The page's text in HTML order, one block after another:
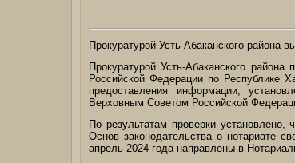
Прокуратурой Усть-Абаканского района
Прокуратурой Усть-Абаканского
Российской Федерации по Республике
предоставления информации,
Верховным Советом Российской
По результатам проверки
Основ законодательства о нотариате
апрель 2024 года направлены в